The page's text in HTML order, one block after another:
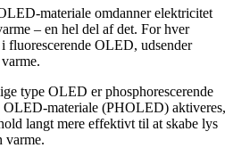
materiale omdanner elektricitet
– en hel del af det. For hver
fluorescerende OLED, udsender
type OLED er phosphorescerende
materiale (PHOLED) aktiveres,
langt mere effektivt til at skabe lys
varme.